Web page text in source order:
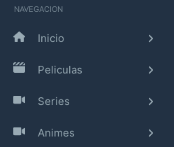
NAVEGACION
Inicio
Peliculas
Series
Animes